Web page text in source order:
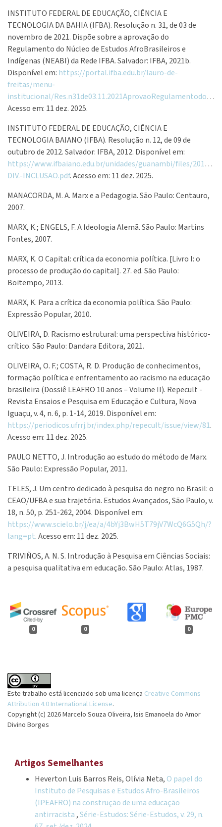
0 0 0
INSTITUTO FEDERAL DE EDUCAÇÃO, CIÊNCIA E
TECNOLOGIA DA BAHIA (IFBA). Resolução n. 31, de 03 de
novembro de 2021. Dispõe sobre a aprovação do
Regulamento do Núcleo de Estudos AfroBrasileiros e
Indígenas (NEABI) da Rede IFBA. Salvador: IFBA, 2021b.
Disponível em: https://portal.ifba.edu.br/lauro-de-
freitas/menu-
institucional/Res.n31de03.11.2021AprovaoRegulamentodoNucleodeEstudosAfroBrasileiroseIndigenasNEABIdaRedeIFBA.pdf
Acesso em: 11 dez. 2025.
INSTITUTO FEDERAL DE EDUCAÇÃO, CIÊNCIA E
TECNOLOGIA BAIANO (IFBA). Resolução n. 12, de 09 de
outubro de 2012. Salvador: IFBA, 2012. Disponível em:
https://www.ifbaiano.edu.br/unidades/guanambi/files/2016/
DIV.-INCLUSAO.pdf. Acesso em: 11 dez. 2025.
MANACORDA, M. A. Marx e a Pedagogia. São Paulo: Centauro,
2007.
MARX, K.; ENGELS, F. A Ideologia Alemã. São Paulo: Martins
Fontes, 2007.
MARX, K. O Capital: crítica da economia política. [Livro I: o
processo de produção do capital]. 27. ed. São Paulo:
Boitempo, 2013.
MARX, K. Para a crítica da economia política. São Paulo:
Expressão Popular, 2010.
OLIVEIRA, D. Racismo estrutural: uma perspectiva histórico-
crítico. São Paulo: Dandara Editora, 2021.
OLIVEIRA, O. F.; COSTA, R. D. Produção de conhecimentos,
formação política e enfrentamento ao racismo na educação
brasileira (Dossiê LEAFRO 10 anos – Volume II). Repecult -
Revista Ensaios e Pesquisa em Educação e Cultura, Nova
Iguaçu, v. 4, n. 6, p. 1-14, 2019. Disponível em:
https://periodicos.ufrrj.br/index.php/repecult/issue/view/81.
Acesso em: 11 dez. 2025.
PAULO NETTO, J. Introdução ao estudo do método de Marx.
São Paulo: Expressão Popular, 2011.
TELES, J. Um centro dedicado à pesquisa do negro no Brasil: o
CEAO/UFBA e sua trajetória. Estudos Avançados, São Paulo, v.
18, n. 50, p. 251-262, 2004. Disponível em:
https://www.scielo.br/j/ea/a/4bYj3BwH5T79jV7WcQ6G5Qh/?
lang=pt. Acesso em: 11 dez. 2025.
TRIVIÑOS, A. N. S. Introdução à Pesquisa em Ciências Sociais:
a pesquisa qualitativa em educação. São Paulo: Atlas, 1987.
Este trabalho está licenciado sob uma licença Creative Commons
Attribution 4.0 International License.
Copyright (c) 2026 Marcelo Souza Oliveira, Isis Emanoela do Amor
Divino Borges
Artigos Semelhantes
Heverton Luis Barros Reis, Olívia Neta, O papel do
Instituto de Pesquisas e Estudos Afro-Brasileiros
(IPEAFRO) na construção de uma educação
antirracista ,Série-Estudos: Série-Estudos, v. 29, n.